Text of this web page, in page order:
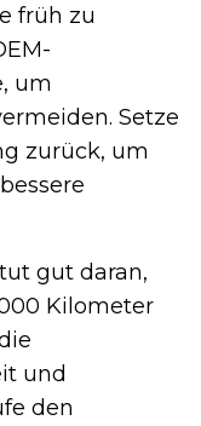
früh zu
um
Setze
zurück, um
gut daran,
Kilometer
und
den